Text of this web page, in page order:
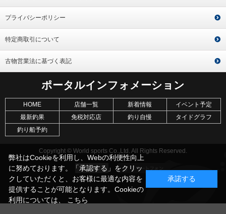
プライバシーポリシー
特定商取引について
古物営業法に基づく表記
ポータルインフォメーション
HOME 店舗一覧 新着情報
イベント予定
最新釣果
免税対応店 釣り自慢
タイドグラフ
釣り船予約
Copyright © World sports Co.,Ltd. All Rights Reserved.
弊社はCookieを利用し、Webの利便性向上
に努めております。「承認する」をクリッ
クしていただくと、お客様に最適な内容を
提供することが可能となります。Cookieの
利用については、 こちら
承諾する